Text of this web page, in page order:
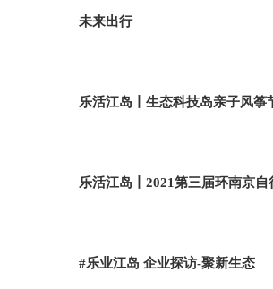
未来出行
乐活江岛丨生态科技岛亲子风筝
乐活江岛丨2021第三届环南京自
#乐业江岛 企业探访-聚新生态